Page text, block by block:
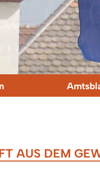
AUS DEM